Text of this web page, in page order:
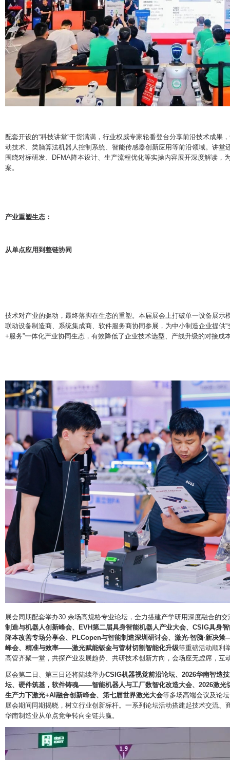
配套开设的“科技讲堂”干货满满，行业权威专家轮番登台分享前沿技术成果
动技术、类脑算法机器人控制系统、智能传感器创新应用等前沿领域。讲堂
围绕对标研发、DFMA降本设计、生产流程优化等实操内容展开深度解读，
案。
产业重塑生态：
从单点应用到整链协同
技术对产业的驱动，最终落脚在生态的重塑。本届展会上打破单一设备展示
联动设备制造商、系统集成商、软件服务商协同参展，为中小制造企业提供“
+服务”一体化产业协同生态，有效降低了企业技术选型、产线升级的对接成
展会同期配套举办30 余场高规格专业论坛，全力搭建产学研用深度融合的
制造与机器人创新峰会、EVH第二届具身智能机器人产业大会、CSIG具身
降本改善专场分享会、PLCopen与智能制造深圳研讨会、激光·智脑·新决
峰会、精准与效率——激光赋能钣金与管材切割智能化升级等重磅活动顺利
高管齐聚一堂，共探产业发展趋势、共研技术创新方向，会场座无虚席，互
展会第二日、第三日还将陆续举办CSIG机器视觉前沿论坛、2026华南智造
坛、硬件筑基，软件铸魂——智能机器人与工厂数智化改造大会、2026激光
生产力下激光+AI融合创新峰会、第七届世界激光大会等多场高端会议及论
展会期间同期揭晓，树立行业创新标杆。一系列论坛活动搭建起技术交流、
华南制造业从单点竞争转向全链共赢。